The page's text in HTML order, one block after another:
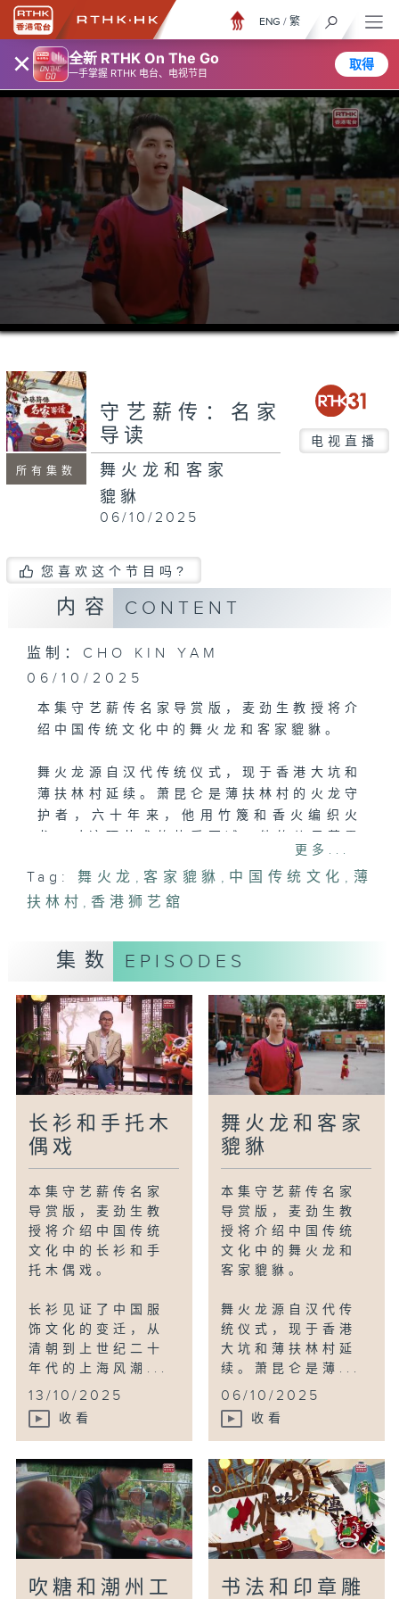
× 全新 RTHK On The Go
一手掌握 RTHK 电台、电视节目
取得
ENG / 繁
0
seconds
minutes,
7
seconds
所有集数
守艺薪传：名家
导读
电视直播
舞火龙和客家
貔貅
06/10/2025
您喜欢这个节目吗?
内容 CONTENT
监制：CHO KIN YAM
06/10/2025
本集守艺薪传名家导赏版，麦劲生教授将介
绍中国传统文化中的舞火龙和客家貔貅。
舞火龙源自汉代传统仪式，现于香港大坑和
薄扶林村延续。萧昆仑是薄扶林村的火龙守
护者，六十年来，他用竹篾和香火编织火
南承袭了父亲的热情，两人携手开办工作
坊，教授制作迷你火龙的技巧，让这项传统
在现代社会中重获新生。
客家貔貅则是香港传统文化的一个鲜为人知
的故事。资深传承人钟浩声将南鹰爪门白鹤
广客家文化。他的儿子作为第七代传人，继
续传承这三百年的艺术，见证香港文化的生
命力。
更多...
Tag: 舞火龙 , 客家貔貅 , 中国传统文化 , 薄
扶林村 , 香港狮艺舘
集数 EPISODES
长衫和手托木
偶戏
本集守艺薪传名家
导赏版，麦劲生教
授将介绍中国传统
文化中的长衫和手
托木偶戏。
长衫见证了中国服
饰文化的变迁，从
清朝到上世纪二十
年代的上海风潮...
13/10/2025
收看
舞火龙和客家
貔貅
本集守艺薪传名家
导赏版，麦劲生教
授将介绍中国传统
文化中的舞火龙和
客家貔貅。
舞火龙源自汉代传
统仪式，现于香港
大坑和薄扶林村延
续。萧昆仑是薄...
06/10/2025
收看
吹糖和潮州工 书法和印章雕